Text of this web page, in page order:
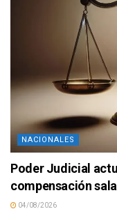
NACIONALES
Poder Judicial
compensación
04/08/2026